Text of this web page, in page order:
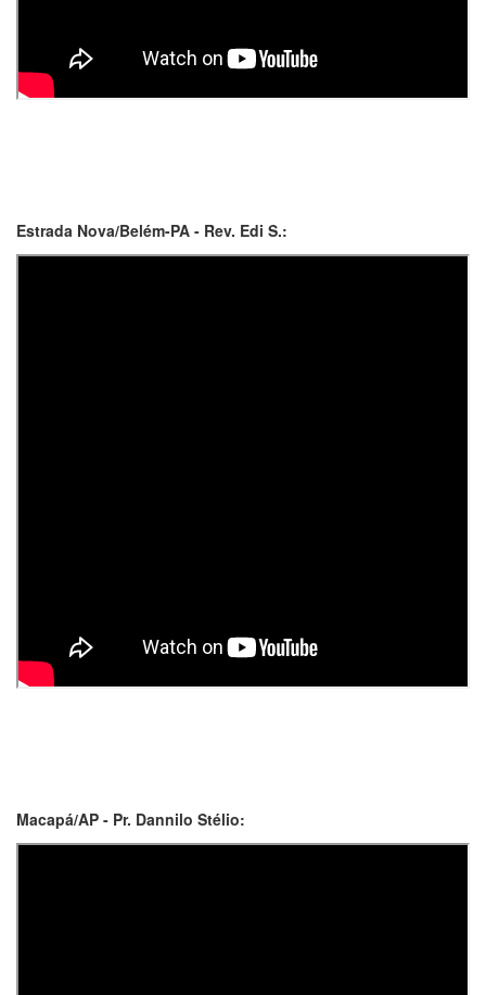
Estrada Nova/Belém-PA - Rev. Edi S.:
Macapá/AP - Pr. Dannilo Stélio: